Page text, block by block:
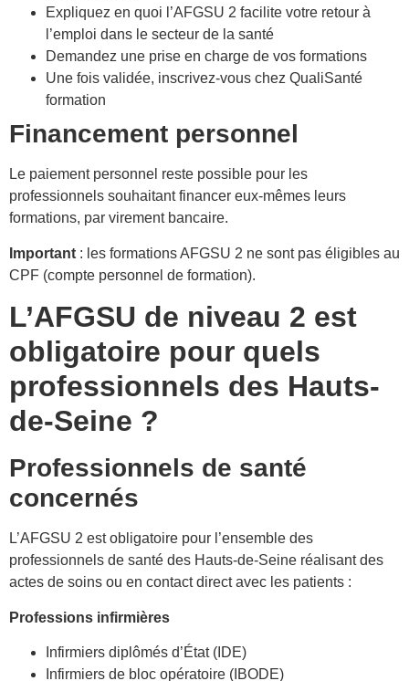
Expliquez en quoi l’AFGSU 2 facilite votre retour à
l’emploi dans le secteur de la santé
Demandez une prise en charge de vos formations
Une fois validée, inscrivez-vous chez QualiSanté
formation
Financement personnel
Le paiement personnel reste possible pour les
professionnels souhaitant financer eux-mêmes leurs
formations, par virement bancaire.
Important : les formations AFGSU 2 ne sont pas éligibles au
CPF (compte personnel de formation).
L’AFGSU de niveau 2 est
obligatoire pour quels
professionnels des Hauts-
de-Seine ?
Professionnels de santé
concernés
L’AFGSU 2 est obligatoire pour l’ensemble des
professionnels de santé des Hauts-de-Seine réalisant des
actes de soins ou en contact direct avec les patients :
Professions infirmières
Infirmiers diplômés d’État (IDE)
Infirmiers de bloc opératoire (IBODE)